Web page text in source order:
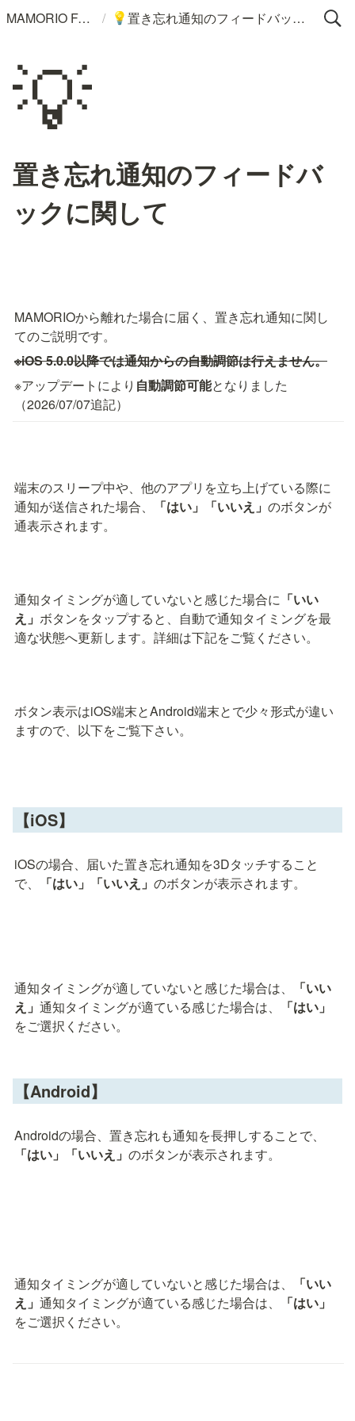
MAMORIO FAQ / 💡 置き忘れ通知のフィードバックに関して
💡
置き忘れ通知のフィードバ
ックに関して
MAMORIOから離れた場合に届く、置き忘れ通知に関し
てのご説明です。
※iOS 5.0.0以降では通知からの自動調節は行えません。
※アップデートにより 自動調節可能となりました
（2026/07/07追記）
端末のスリープ中や、他のアプリを立ち上げている際に
通知が送信された場合、
「はい」「いいえ」 のボタンが
通表示されます。
通知タイミングが適していないと感じた場合に 「いい
え」 ボタンをタップすると、自動で通知タイミングを最
適な状態へ更新します。詳細は下記をご覧ください。
ボタン表示はiOS端末とAndroid端末とで少々形式が違い
ますので、以下をご覧下さい。
【iOS】
iOSの場合、届いた置き忘れ通知を3Dタッチすること
で、
「はい」「いいえ」 のボタンが表示されます。
通知タイミングが適していないと感じた場合は、
「いい
え」 通知タイミングが適ている感じた場合は、
「はい」
をご選択ください。
【Android】
Androidの場合、置き忘れも通知を長押しすることで、
「はい」「いいえ」 のボタンが表示されます。
通知タイミングが適していないと感じた場合は、
「いい
え」 通知タイミングが適ている感じた場合は、
「はい」
をご選択ください。